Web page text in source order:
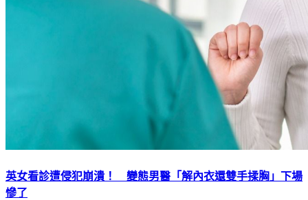
英女看診遭侵犯崩潰！ 變態男醫「解內衣還雙手揉胸」下場
慘了